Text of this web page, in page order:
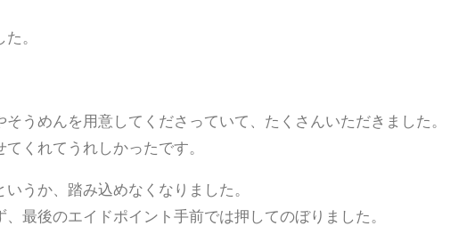
。
うめんを用意してくださっていて、たくさんいただきました。
くれてうれしかったです。
うか、踏み込めなくなりました。
最後のエイドポイント手前では押してのぼりました。